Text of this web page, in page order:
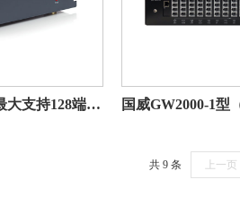
国威GW1600-2型（最大支持128端口）
共 9 条 上一页